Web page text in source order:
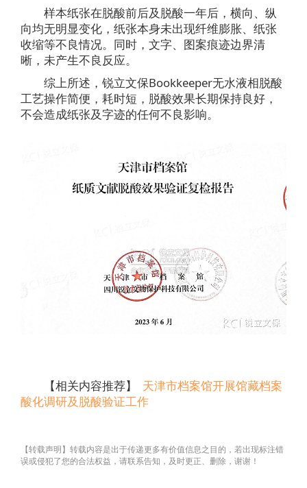
样本纸张在脱酸前后及脱酸一年后，横向、纵
向均无明显变化，纸张本身未出现纤维膨胀、纸张
收缩等不良情况。同时，文字、图案痕迹边界清
晰，未产生不良反应。
综上所述，锐立文保Bookkeeper无水液相脱酸
工艺操作简便，耗时短，脱酸效果长期保持良好，
不会造成纸张及字迹的任何不良影响。
【相关内容推荐】
天津市档案馆开展馆藏档案
酸化调研及脱酸验证工作
【转载声明】转载内容是出于传递更多有价值信息之目的，若出现标注错
误或侵犯了您的合法权益，请联系告知，及时更正、删除，谢谢！